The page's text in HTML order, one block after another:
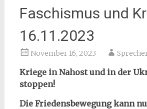
Faschismus und
16.11.2023
November 16, 2023
Kriege in Nahost und in der
stoppen!
Die Friedensbewegung kann